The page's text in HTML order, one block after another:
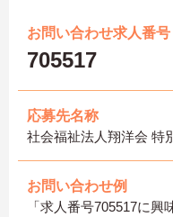
お問い合わせ求人番号
705517
応募先名称
社会福祉法人翔洋会 特
お問い合わせ例
「求人番号705517に